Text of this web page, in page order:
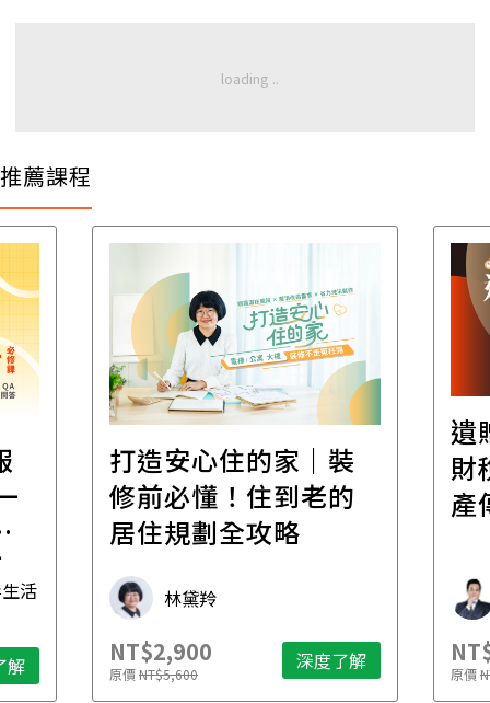
推薦課程
活
解
打造安心住的家｜裝
修前必懂！住到老的
居住規劃全攻略
林黛羚
NT$2,900
原價NT$5,600 深度了解
遺
財
產
原價